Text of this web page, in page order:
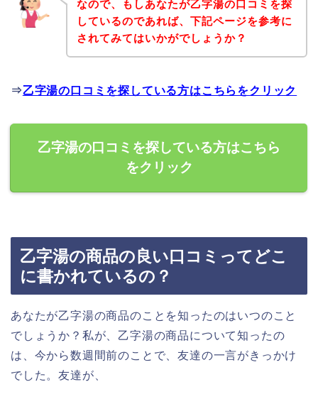
なので、もしあなたが乙字湯の口コミを探
しているのであれば、下記ページを参考に
されてみてはいかがでしょうか？
⇒乙字湯の口コミを探している方はこちらをクリック
乙字湯の口コミを探している方はこちら
をクリック
乙字湯の商品の良い口コミってどこ
に書かれているの？
あなたが乙字湯の商品のことを知ったのはいつのこと
でしょうか？私が、乙字湯の商品について知ったの
は、今から数週間前のことで、友達の一言がきっかけ
でした。友達が、